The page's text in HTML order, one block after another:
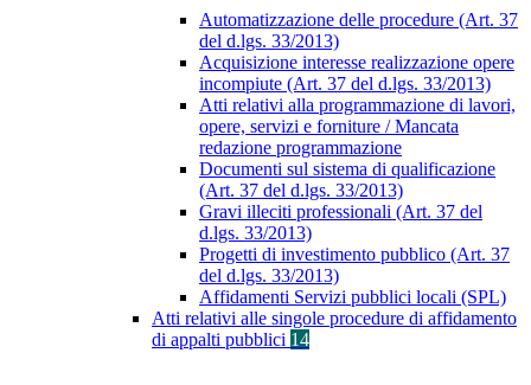
Automatizzazione delle procedure (Art. 37
del d.lgs. 33/2013)
Acquisizione interesse realizzazione opere
incompiute (Art. 37 del d.lgs. 33/2013)
Atti relativi alla programmazione di lavori,
opere, servizi e forniture / Mancata
redazione programmazione
Documenti sul sistema di qualificazione
(Art. 37 del d.lgs. 33/2013)
Gravi illeciti professionali (Art. 37 del
d.lgs. 33/2013)
Progetti di investimento pubblico (Art. 37
del d.lgs. 33/2013)
Affidamenti Servizi pubblici locali (SPL)
Atti relativi alle singole procedure di affidamento
di appalti pubblici 14